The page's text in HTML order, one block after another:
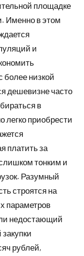
площадке
Именно в этом
и
более низкой
дешевизне часто
в
легко приобрести
платить за
тонким и
Разумный
строятся на
параметров
недостающий
рублей,